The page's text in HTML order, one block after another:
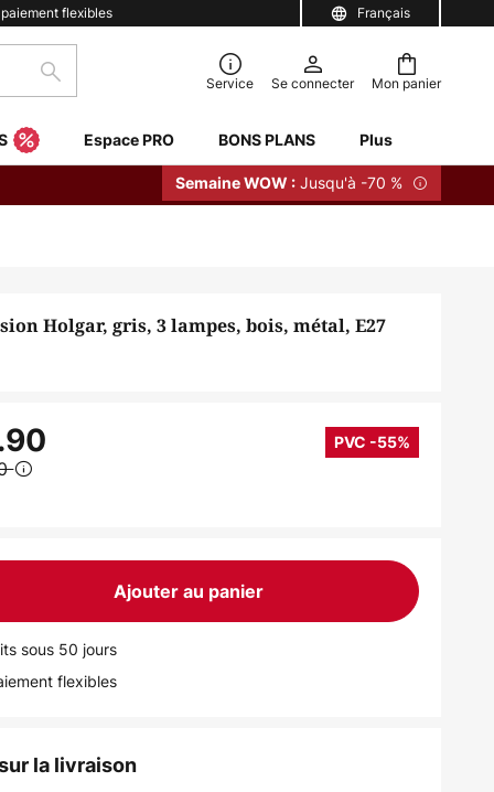
Français
flexibles
Mon panier
Rechercher Service Se connecter
Espace PRO BONS PLANS Plus
Semaine WOW : Jusqu'à -70 %
Holgar, gris, 3 lampes, bois, métal, E27
PVC -55%
Ajouter au panier
sous 50 jours
flexibles
la livraison